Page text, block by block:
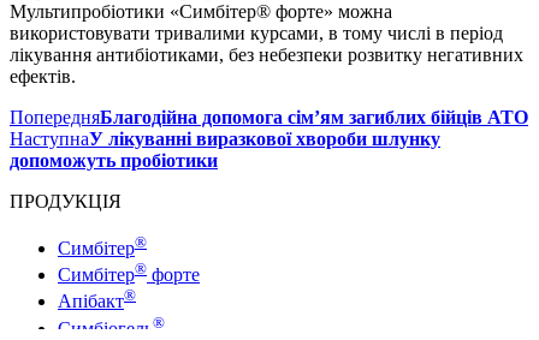
Мультипробіотики «Симбітер® форте» можна
використовувати тривалими курсами, в тому числі в період
лікування антибіотиками, без небезпеки розвитку негативних
ефектів.
ПопередняБлагодійна допомога сім’ям загиблих бійців АТО
НаступнаУ лікуванні виразкової хвороби шлунку
допоможуть пробіотики
ПРОДУКЦІЯ
Симбітер®
Симбітер® форте
Апібакт®
Симбіогель ®